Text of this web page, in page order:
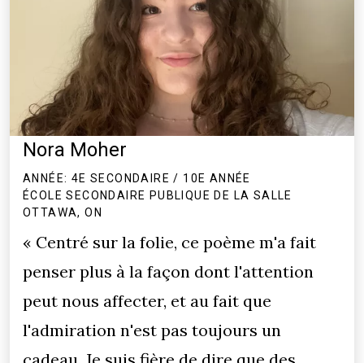
Nora Moher
ANNÉE: 4E SECONDAIRE / 10E ANNÉE
ÉCOLE SECONDAIRE PUBLIQUE DE LA SALLE
OTTAWA, ON
« Centré sur la folie, ce poème m'a fait
penser plus à la façon dont l'attention
peut nous affecter, et au fait que
l'admiration n'est pas toujours un